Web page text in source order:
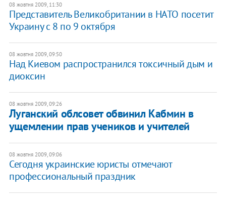
08 жовтня 2009, 11:30
Представитель Великобритании в НАТО посетит
Украину с 8 по 9 октября
08 жовтня 2009, 09:50
Над Киевом распространился токсичный дым и
диоксин
08 жовтня 2009, 09:26
Луганский облсовет обвинил Кабмин в
ущемлении прав учеников и учителей
08 жовтня 2009, 09:06
Сегодня украинские юристы отмечают
профессиональный праздник